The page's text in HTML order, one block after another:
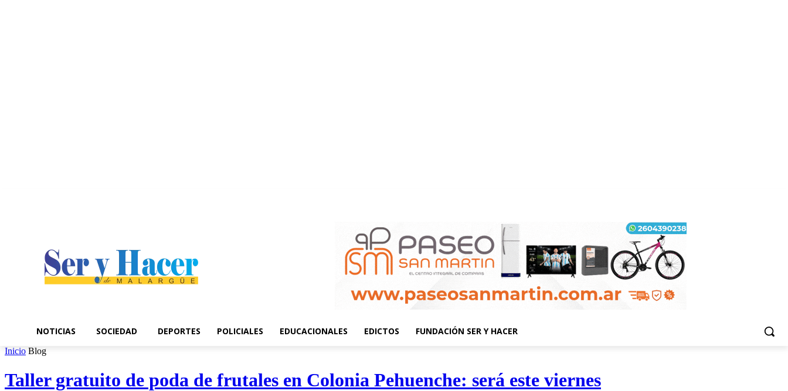
NOTICIAS SOCIEDAD DEPORTES POLICIALES EDUCACIONALES EDICTOS FUNDACIÓN SER Y HACER
Inicio Blog
Taller gratuito de poda de frutales en Colonia Pehuenche: será este viernes